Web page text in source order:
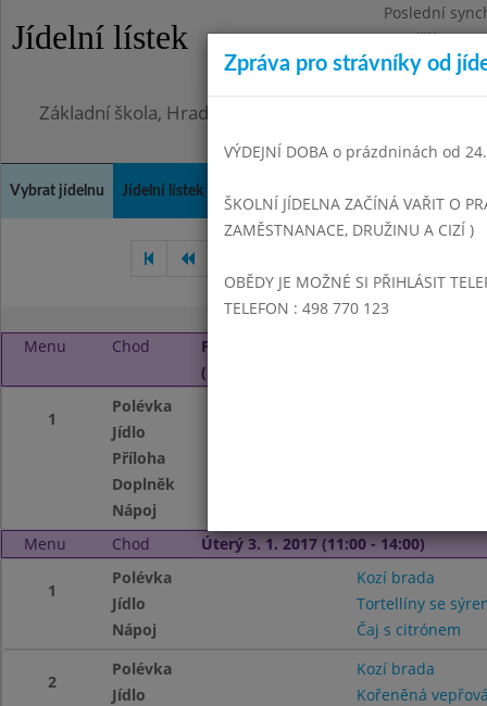
Jídelní lístek
Poslední
Pondělí
Omezení
Základní škola, Hradec Králové, Bezručova 1468
Vybrat jídelnu Jídelní lístek
Menu Chod
Pondělí 2. 1. 2017
(11:00 - 14:00)
1
Polévka
Jídlo
Příloha
Doplněk
Nápoj
Menu
Chod Úterý 3. 1. 2017 (11:00 - 14:00)
1
Polévka
Kozí brada
Jídlo
Tortellíny se
Nápoj
Čaj s citrónem
2
Polévka
Kozí brada
Jídlo
Kořeněná
Zpráva pro strávníky od
VÝDEJNÍ DOBA o prázdninách od
ŠKOLNÍ JÍDELNA ZAČÍNÁ VAŘIT O
ZAMĚSTNANACE, DRUŽINU A CIZÍ )
OBĚDY JE MOŽNÉ SI PŘIHLÁSIT
TELEFON : 498 770 123